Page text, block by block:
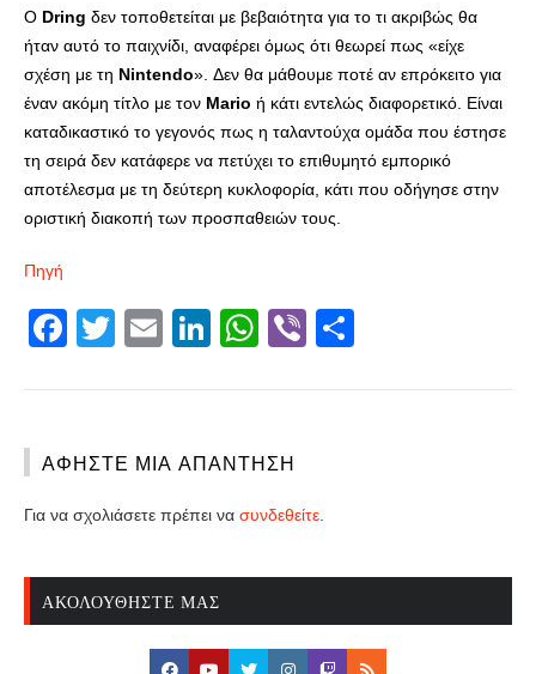
Ο Dring δεν τοποθετείται με βεβαιότητα για το τι ακριβώς θα
ήταν αυτό το παιχνίδι, αναφέρει όμως ότι θεωρεί πως «είχε
σχέση με τη Nintendo». Δεν θα μάθουμε ποτέ αν επρόκειτο για
έναν ακόμη τίτλο με τον Mario ή κάτι εντελώς διαφορετικό. Είναι
καταδικαστικό το γεγονός πως η ταλαντούχα ομάδα που έστησε
τη σειρά δεν κατάφερε να πετύχει το επιθυμητό εμπορικό
αποτέλεσμα με τη δεύτερη κυκλοφορία, κάτι που οδήγησε στην
οριστική διακοπή των προσπαθειών τους.
Πηγή
Facebook
Twitter
EmailLinkedIn
WhatsApp
Viber
ΑΦΉΣΤΕ ΜΙΑ ΑΠΆΝΤΗΣΗ
Για να σχολιάσετε πρέπει να συνδεθείτε
ΑΚΟΛΟΥΘΉΣΤΕ ΜΑΣ